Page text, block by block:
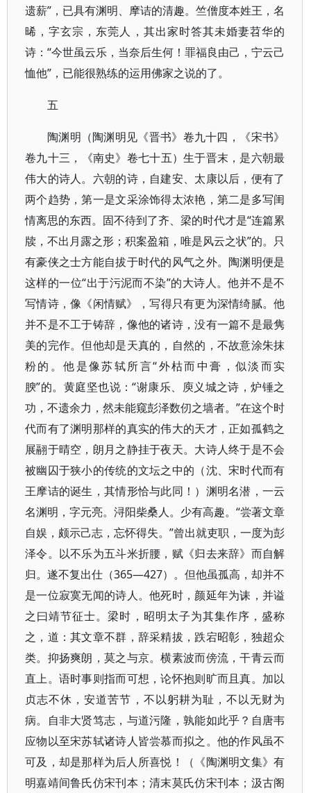
遗薪”​，已具有渊明、摩诘的清趣。竺僧度本姓王，名
晞，字玄宗，东莞人，其出家时答其未婚妻苕华的
诗：​“今世虽云乐，当奈后生何！罪福良由己，宁云己
恤他”​，已能很熟练的运用佛家之说的了。
五
陶渊明（陶渊明见《晋书》卷九十四，​《宋书》
卷九十三，​《南史》卷七十五）生于晋末，是六朝最
伟大的诗人。六朝的诗，自建安、太康以后，便有了
两个趋势，第一是文采涂饰得太浓艳，第二是多写闺
情离思的东西。固不待到了齐、梁的时代才是“连篇累
牍，不出月露之形；积案盈箱，唯是风云之状”的。只
有豪侠之士方能自拔于时代的风气之外。陶渊明便是
这样的一位“出于污泥而不染”的大诗人。他并不是不
写情诗，像《闲情赋》​，写得只有更为深情绮腻。他
并不是不工于铸辞，像他的诸诗，没有一篇不是最隽
美的完作。但他却是天真的，自然的，不故意涂朱抹
粉的。他是像苏轼所言“外枯而中膏，似淡而实
腴”的。黄庭坚也说：​“谢康乐、庾义城之诗，炉锤之
功，不遗余力，然未能窥彭泽数仞之墙者。​”在这个时
代而有了渊明那样的真实的伟大的天才，正如孤鹤之
展翮于晴空，朗月之静挂于夜天。大诗人终于是不会
被幽囚于狭小的传统的文坛之中的（沈、宋时代而有
王摩诘的诞生，其情形恰与此同！）渊明名潜，一云
名渊明，字元亮。浔阳柴桑人。少有高趣。​“尝著文章
自娱，颇示己志，忘怀得失。​”曾出就吏职，一度为彭
泽令。以不乐为五斗米折腰，赋《归去来辞》而自解
归。遂不复出仕（365—427）​。但他虽孤高，却并不
是一位寂寞无闻的诗人。他死时，颜延年为诔，并谥
之曰靖节征士。梁时，昭明太子为其集作序，盛称
之，道：其文章不群，辞采精拔，跌宕昭彰，独超众
类。抑扬爽朗，莫之与京。横素波而傍流，干青云而
直上。语时事则指而可想，论怀抱则旷而且真。加以
贞志不休，安道苦节，不以躬耕为耻，不以无财为
病。自非大贤笃志，与道污隆，孰能如此乎？自唐韦
应物以至宋苏轼诸诗人皆尝慕而拟之。他的作风虽不
可及，却是那样为后人所喜悦！（​《陶渊明文集》有
明嘉靖间鲁氏仿宋刊本；清末莫氏仿宋刊本；汲古阁